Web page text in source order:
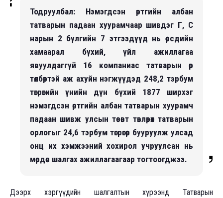
Тодруулбал: Нэмэгдсэн өртгийн албан
татварын падаан хуурамчаар шивдэг Г, С
нарын 2 бүлгийн 7 этгээдүүд нь өөрсдийн
хамаарал бүхий, үйл ажиллагаа
явуулдаггүй 16 компаниас татварын өр
төлбөртэй аж ахуйн нэгжүүдэд 248,2 тэрбум
төгрөгийн үнийн дүн бүхий 1877 ширхэг
нэмэгдсэн өртгийн албан татварын хуурамч
падаан шивж улсын төсөвт төвлөрөх татварын
орлогыг 24,6 тэрбум төгрөгөөр бууруулж улсад
онц их хэмжээний хохирол учруулсан нь
мөрдөн шалгах ажиллагаагаар тогтоогджээ.
Дээрх хэргүүдийн шалгалтын хүрээнд Татварын